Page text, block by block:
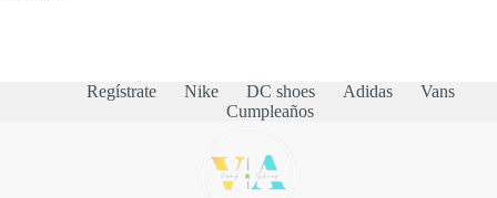
Regístrate Nike DC shoes Adidas
Vans
Cumpleaños